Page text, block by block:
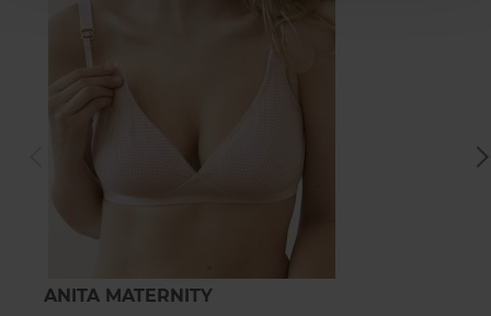
ANITA MATERNITY